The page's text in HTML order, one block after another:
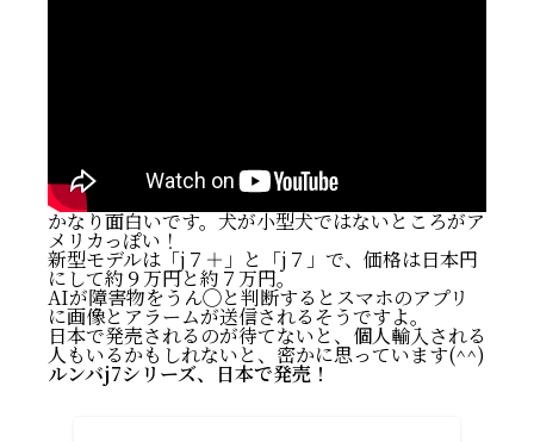
かなり面白いです。犬が小型犬ではないところがア
メリカっぽい！
新型モデルは「j７＋」と「j７」で、価格は日本円
にして約９万円と約７万円。
AIが障害物をうん◯と判断するとスマホのアプリ
に画像とアラームが送信されるそうですよ。
日本で発売されるのが待てないと、個人輸入される
人もいるかもしれないと、密かに思っています(^^)
ルンバj7シリーズ、日本で発売！